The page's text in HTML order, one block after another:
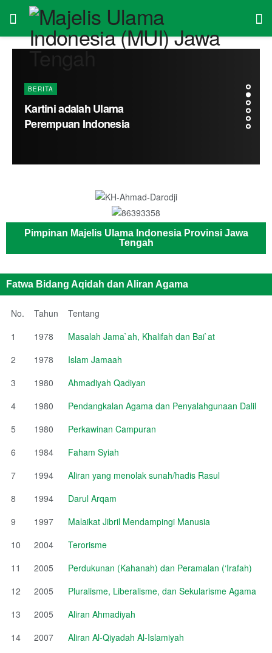
Pimpinan Majelis Ulama Indonesia Provinsi Jawa
Tengah
Fatwa Bidang Aqidah dan Aliran Agama
No. Tahun
Tentang
1
1978
Masalah Jama`ah, Khalifah dan Bai`at
2
1978
Islam Jamaah
3
1980
Ahmadiyah Qadiyan
4
1980
Pendangkalan Agama dan Penyalahgunaan Dalil
5
1980
Perkawinan Campuran
6
1984
Faham Syiah
7
1994
Aliran yang menolak sunah/hadis Rasul
8
1994
Darul Arqam
9
1997
Malaikat Jibril Mendampingi Manusia
10
2004
Terorisme
11
2005
Perdukunan (Kahanah) dan Peramalan (‘Irafah)
12
2005
Pluralisme, Liberalisme, dan Sekularisme Agama
13
2005
Aliran Ahmadiyah
14
2007
Aliran Al-Qiyadah Al-Islamiyah